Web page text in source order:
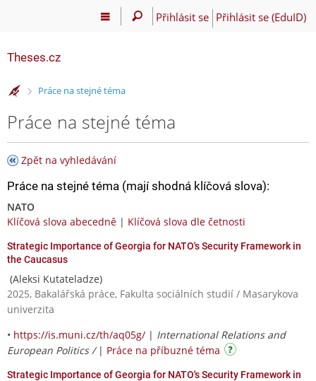
Přihlásit se Přihlásit se (EduID)
Theses.cz
>Práce na stejné téma
Práce na stejné téma
Zpět na vyhledávání
Práce na stejné téma (mají shodná klíčová slova):
NATO
Klíčová slova abecedně | Klíčová slova dle četnosti
Strategic Importance of Georgia for NATO's Security Framework in
the Caucasus
(Aleksi Kutateladze)
2025, Bakalářská práce, Fakulta sociálních studií / Masarykova
univerzita
• https://is.muni.cz/th/aq05g/ | International Relations and
European Politics / | Práce na příbuzné téma
Strategic Importance of Georgia for NATO's Security Framework in